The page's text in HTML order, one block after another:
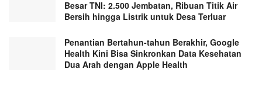
Besar TNI: 2.500 Jembatan, Ribuan Titik Air
Bersih hingga Listrik untuk Desa Terluar
Penantian Bertahun-tahun Berakhir, Google
Health Kini Bisa Sinkronkan Data Kesehatan
Dua Arah dengan Apple Health